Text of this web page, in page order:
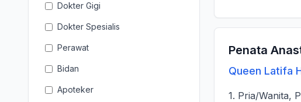
Dokter Gigi
Dokter Spesialis
Perawat
Bidan
Apoteker
Penata
Queen Latifa
1. Pria/Wanita,